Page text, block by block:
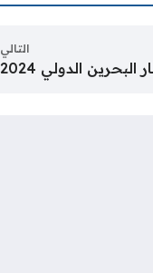
التالي
الدولي 2024